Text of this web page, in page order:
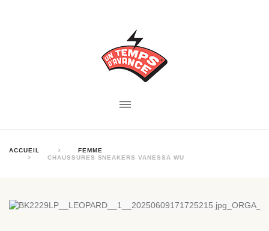
ACCUEIL
FEMME
CHAUSSURES SNEAKERS VANESSA WU